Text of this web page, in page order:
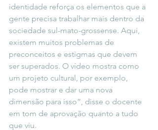
identidade reforça os elementos que a
gente precisa trabalhar mais dentro da
sociedade sul-mato-grossense. Aqui,
existem muitos problemas de
preconceitos e estigmas que devem
ser superados. O vídeo mostra como
um projeto cultural, por exemplo,
pode mostrar e dar uma nova
dimensão para isso”, disse o docente
em tom de aprovação quanto a tudo
que viu.